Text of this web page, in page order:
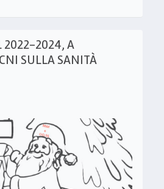
2022-2024, A
SULLA SANITÀ